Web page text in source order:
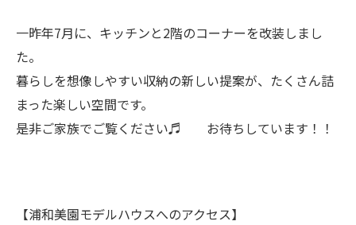
一昨年7月に、キッチンと2階のコーナーを改装しまし
た。
暮らしを想像しやすい収納の新しい提案が、たくさん詰
まった楽しい空間です。
是非ご家族でご覧ください♬ お待ちしています！！
【浦和美園モデルハウスへのアクセス】